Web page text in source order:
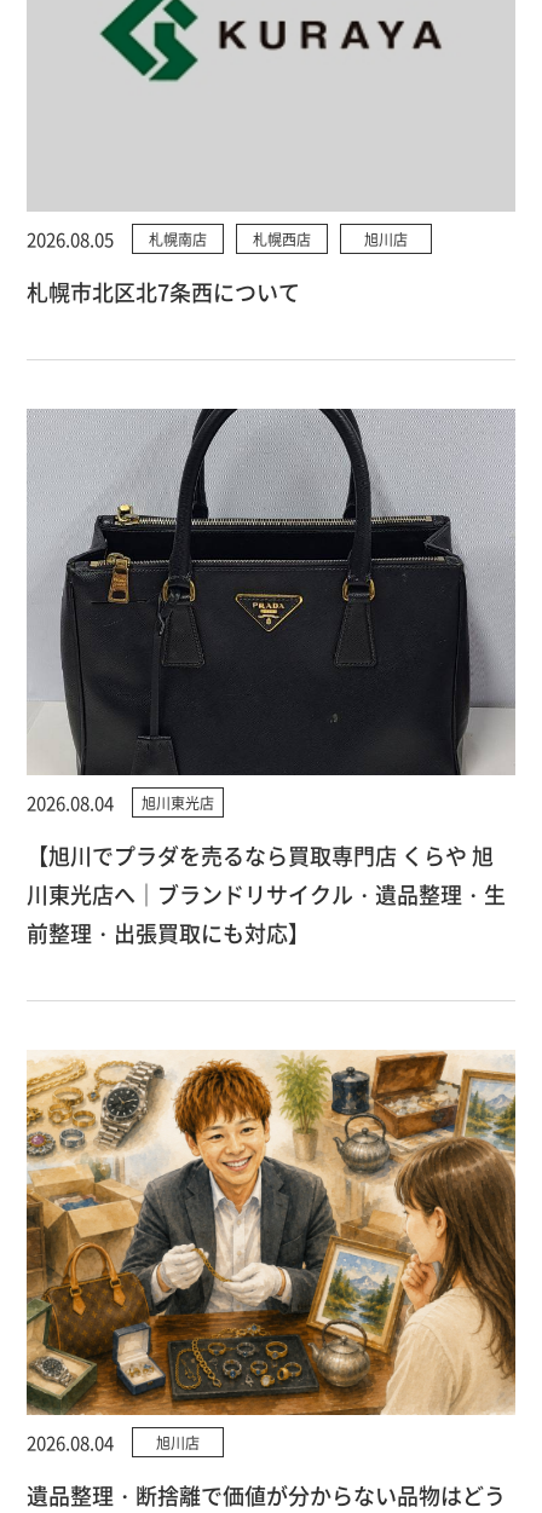
2026.08.05 札幌南店 札幌西店 旭川店
札幌市北区北7条西について
2026.08.04 旭川東光店
【旭川でプラダを売るなら買取専門店 くらや 旭
川東光店へ｜ブランドリサイクル・遺品整理・生
前整理・出張買取にも対応】
2026.08.04 旭川店
遺品整理・断捨離で価値が分からない品物はどう